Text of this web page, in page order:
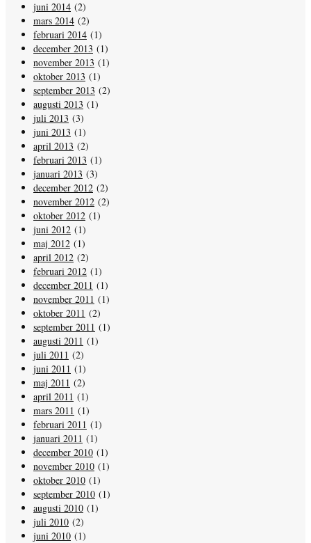
juni 2014 (2)
mars 2014 (2)
februari 2014 (1)
december 2013 (1)
november 2013 (1)
oktober 2013 (1)
september 2013 (2)
augusti 2013 (1)
juli 2013 (3)
juni 2013 (1)
april 2013 (2)
februari 2013 (1)
januari 2013 (3)
december 2012 (2)
november 2012 (2)
oktober 2012 (1)
juni 2012 (1)
maj 2012 (1)
april 2012 (2)
februari 2012 (1)
december 2011 (1)
november 2011 (1)
oktober 2011 (2)
september 2011 (1)
augusti 2011 (1)
juli 2011 (2)
juni 2011 (1)
maj 2011 (2)
april 2011 (1)
mars 2011 (1)
februari 2011 (1)
januari 2011 (1)
december 2010 (1)
november 2010 (1)
oktober 2010 (1)
september 2010 (1)
augusti 2010 (1)
juli 2010 (2)
juni 2010 (1)